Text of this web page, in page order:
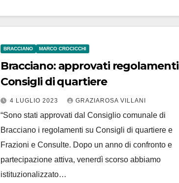
BRACCIANO MARCO CROCICCHI
Bracciano: approvati regolamenti
Consigli di quartiere
4 LUGLIO 2023 GRAZIAROSA VILLANI
“Sono stati approvati dal Consiglio comunale di
Bracciano i regolamenti su Consigli di quartiere e
Frazioni e Consulte. Dopo un anno di confronto e
partecipazione attiva, venerdì scorso abbiamo
istituzionalizzato…